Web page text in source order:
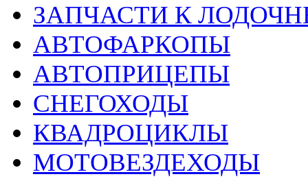
ЗАПЧАСТИ К
АВТОФАРКОПЫ
АВТОПРИЦЕПЫ
СНЕГОХОДЫ
КВАДРОЦИКЛЫ
МОТОВЕЗДЕХОДЫ